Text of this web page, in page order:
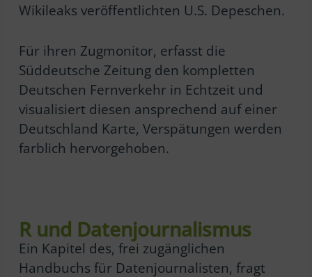
Wikileaks veröffentlichten U.S. Depeschen.
Für ihren Zugmonitor, erfasst die
Süddeutsche Zeitung den kompletten
Deutschen Fernverkehr in Echtzeit und
visualisiert diesen ansprechend auf einer
Deutschland Karte, Verspätungen werden
farblich hervorgehoben.
R und Datenjournalismus
Ein Kapitel des, frei zugänglichen
Handbuchs für Datenjournalisten, fragt